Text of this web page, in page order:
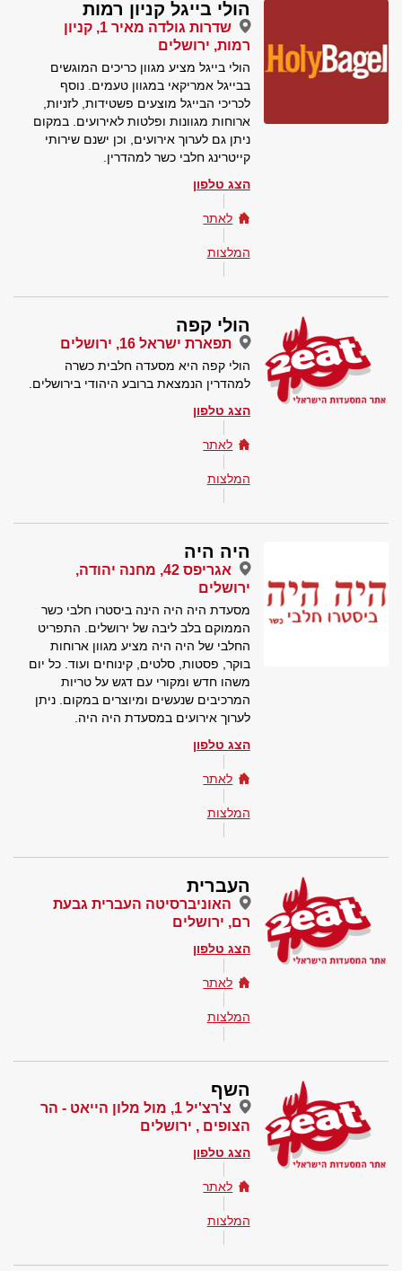
הולי בייגל קניון רמות
שדרות גולדה מאיר 1, קניון
רמות, ירושלים
הולי בייגל מציע מגוון כריכים המוגשים
בבייגל אמריקאי במגוון טעמים. נוסף
לכריכי הבייגל מוצעים פשטידות, לזניות,
ארוחות מגוונות ופלטות לאירועים. במקום
ניתן גם לערוך אירועים, וכן ישנם שירותי
קייטרינג חלבי כשר למהדרין.
הצג טלפון
לאתר
המלצות
הולי קפה
תפארת ישראל 16, ירושלים
הולי קפה היא מסעדה חלבית כשרה
למהדרין הנמצאת ברובע היהודי בירושלים.
הצג טלפון
לאתר
המלצות
היה היה
אגריפס 42, מחנה יהודה,
ירושלים
מסעדת היה היה הינה ביסטרו חלבי כשר
הממוקם בלב ליבה של ירושלים. התפריט
החלבי של היה היה מציע מגוון ארוחות
בוקר, פסטות, סלטים, קינוחים ועוד. כל יום
משהו חדש ומקורי עם דגש על טריות
המרכיבים שנעשים ומיוצרים במקום. ניתן
לערוך אירועים במסעדת היה היה.
הצג טלפון
לאתר
המלצות
העברית
האוניברסיטה העברית גבעת
רם, ירושלים
הצג טלפון
לאתר
המלצות
השף
צ'רצ'יל 1, מול מלון הייאט - הר
הצופים , ירושלים
הצג טלפון
לאתר
המלצות